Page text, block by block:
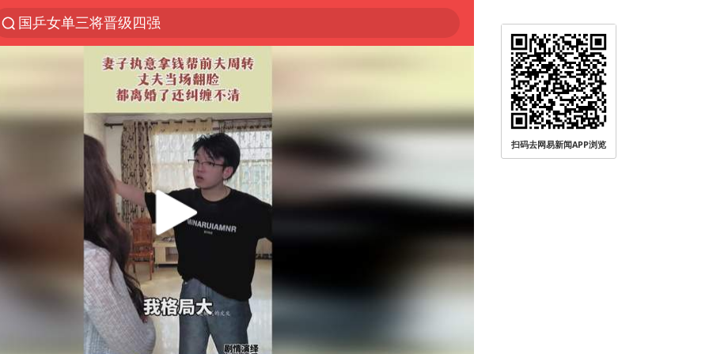
国乒女单三将晋级四强
光影经济撬动暑期消费新蓝海
马克·艾伦退出斯诺克中国公开赛
新疆优化调整景区内自驾服务费
上四休三，但降薪1000元，你接受吗？
WTT瑞典大满贯女单签表出炉
情侣平潭拍日出坠崖1死1伤
36岁男演员成景区NPC后人气爆棚
全民健身事业高质量发展
台当局重金为“台独”织“皇帝新衣”
几元成本的AI广告导致千万市值蒸发
扫码去网易新闻APP浏览